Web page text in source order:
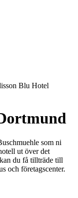
Blu Hotel
som ni
ut över det
du få tillträde till
och företagscenter.